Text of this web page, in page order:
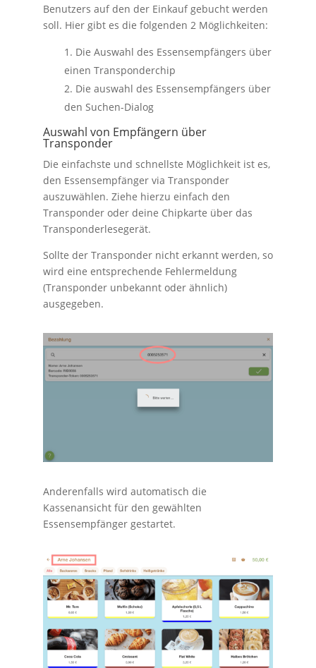
Benutzers auf den der Einkauf gebucht werden
soll. Hier gibt es die folgenden 2 Möglichkeiten:
Die Auswahl des Essensempfängers über
einen Transponderchip
Die auswahl des Essensempfängers über
den Suchen-Dialog
Auswahl von Empfängern über
Transponder
Die einfachste und schnellste Möglichkeit ist es,
den Essensempfänger via Transponder
auszuwählen. Ziehe hierzu einfach den
Transponder oder deine Chipkarte über das
Transponderlesegerät.
Sollte der Transponder nicht erkannt werden, so
wird eine entsprechende Fehlermeldung
(Transponder unbekannt oder ähnlich)
ausgegeben.
Anderenfalls wird automatisch die
Kassenansicht für den gewählten
Essensempfänger gestartet.